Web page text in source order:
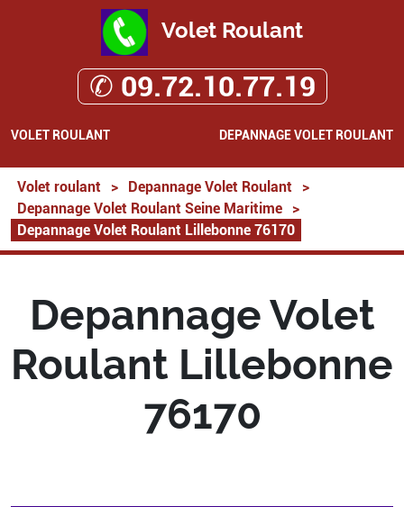
Volet Roulant
✆ 09.72.10.77.19
VOLET ROULANT DEPANNAGE VOLET ROULANT
Volet roulant > Depannage Volet Roulant
>
Depannage Volet Roulant Seine Maritime
>
Depannage Volet Roulant Lillebonne 76170
Depannage Volet
Roulant Lillebonne
76170